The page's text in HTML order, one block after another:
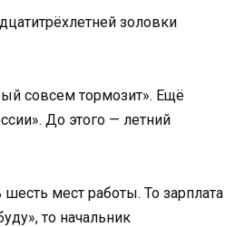
золовки
совсем тормозит». Ещё
До этого — летний
мест работы. То зарплата
то начальник